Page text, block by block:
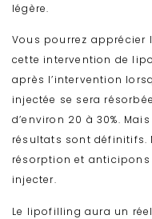
légère.
Vous pourrez apprécier
cette intervention de
après l’intervention
injectée se sera
d’environ 20 à 30%.
résultats sont définitifs.
résorption et
injecter.
Le lipofilling aura un